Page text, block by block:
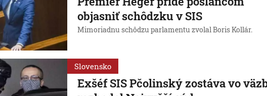
objasniť schôdzku v SIS
Mimoriadnu schôdzu parlamentu zvolal Boris Kollár.
Slovensko
Exšéf SIS Pčolinský zostáva vo